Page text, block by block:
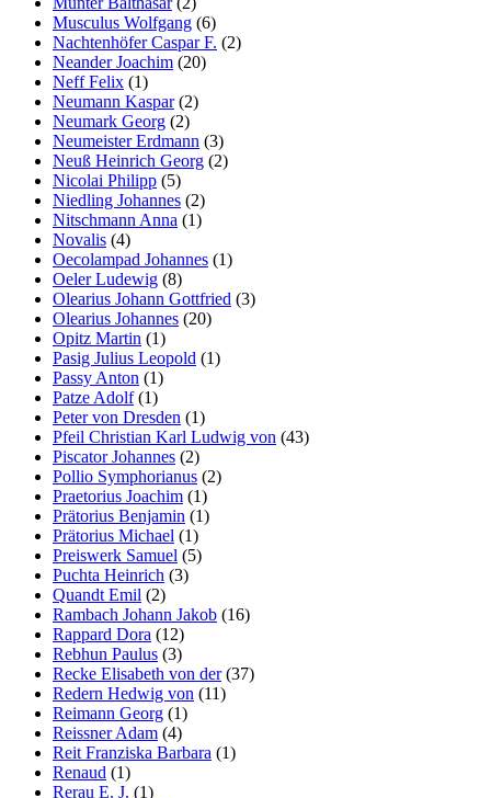
Musculus Wolfgang (6)
Nachtenhöfer Caspar F. (2)
Neander Joachim (20)
Neff Felix (1)
Neumann Kaspar(2)
Neumark Georg (2)
Neumeister Erdmann (3)
Neuß Heinrich Georg (2)
Nicolai Philipp (5)
Niedling Johannes (2)
Nitschmann Anna (1)
Novalis (4)
Oecolampad Johannes (1)
Oeler Ludewig (8)
Olearius Johann Gottfried (3)
Olearius Johannes (20)
Opitz Martin (1)
Pasig Julius Leopold (1)
Passy Anton (1)
Patze Adolf(1)
Peter von Dresden (1)
Pfeil Christian Karl Ludwig von (43)
Piscator Johannes (2)
Pollio Symphorianus (2)
Praetorius Joachim (1)
Prätorius Benjamin (1)
Prätorius Michael (1)
Preiswerk Samuel (5)
Puchta Heinrich (3)
Quandt Emil (2)
Rambach Johann Jakob (16)
Rappard Dora (12)
Rebhun Paulus (3)
Recke Elisabeth von der(37)
Redern Hedwig von (11)
Reimann Georg (1)
Reissner Adam (4)
Reit Franziska Barbara (1)
Renaud (1)
Rerau E. J. (1)